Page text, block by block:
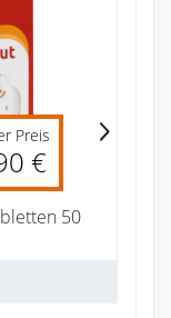
Preis
€
50